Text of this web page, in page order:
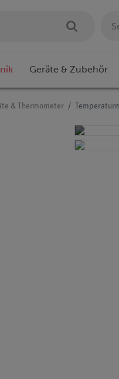
Geräte & Zubehör
& Thermometer